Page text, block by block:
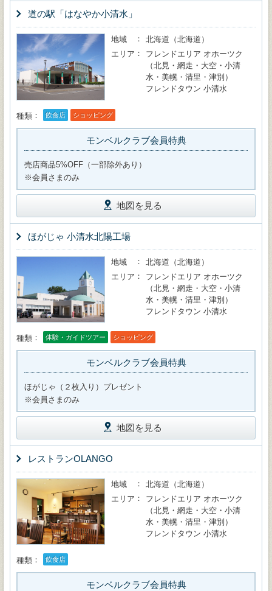
道の駅「はなやか小清水」
地域
北海道（北海道）
エリア
フレンドエリア オホーツク
（北見・網走・大空・小清
水・美幌・清里・津別）
フレンドタウン 小清水
種類 飲食店 ショッピング
モンベルクラブ会員特典
売店商品5%OFF（一部除外あり）
※会員さまのみ
地図を見る
ほがじゃ 小清水北陽工場
地域
北海道（北海道）
エリア
フレンドエリア オホーツク
（北見・網走・大空・小清
水・美幌・清里・津別）
フレンドタウン 小清水
種類 体験・ガイドツアー ショッピング
モンベルクラブ会員特典
ほがじゃ（２枚入り）プレゼント
※会員さまのみ
地図を見る
レストランOLANGO
地域
北海道（北海道）
エリア
フレンドエリア オホーツク
（北見・網走・大空・小清
水・美幌・清里・津別）
フレンドタウン 小清水
種類 飲食店
モンベルクラブ会員特典